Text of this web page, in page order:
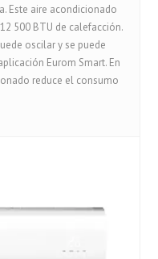
Este aire acondicionado
500 BTU de calefacción.
oscilar y se puede
Eurom Smart. En
reduce el consumo